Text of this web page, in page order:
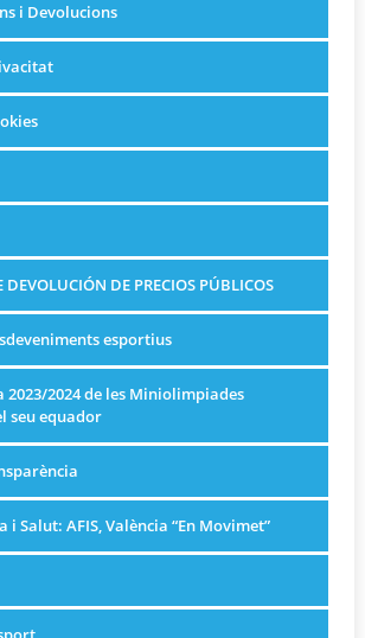
i Devolucions
DEVOLUCIÓN DE PRECIOS PÚBLICOS
esportius
2023/2024 de les Miniolimpiades
seu equador
i Salut: AFIS, València “En Movimet”